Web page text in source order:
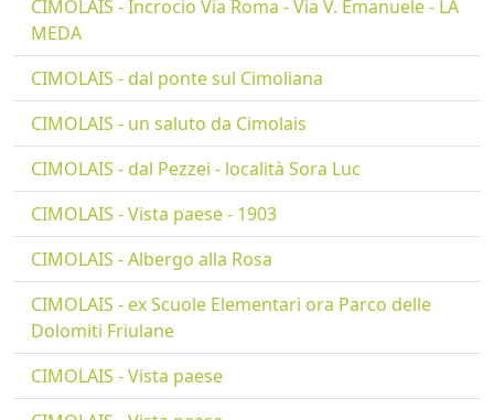
CIMOLAIS - Incrocio Via Roma - Via V. Emanuele - LA
MEDA
CIMOLAIS - dal ponte sul Cimoliana
CIMOLAIS - un saluto da Cimolais
CIMOLAIS - dal Pezzei - località Sora Luc
CIMOLAIS - Vista paese - 1903
CIMOLAIS - Albergo alla Rosa
CIMOLAIS - ex Scuole Elementari ora Parco delle
Dolomiti Friulane
CIMOLAIS - Vista paese